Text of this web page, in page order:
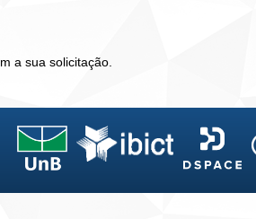
a sua solicitação.